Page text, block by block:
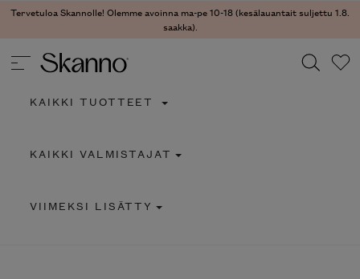
Tervetuloa Skannolle! Olemme avoinna ma-pe 10-18 (kesälauantait suljettu 1.8.
saakka).
Type 2 or more characters for results.
KAIKKI TUOTTEET
KAIKKI VALMISTAJAT
VIIMEKSI LISÄTTY